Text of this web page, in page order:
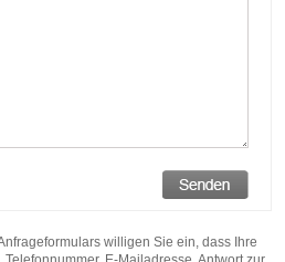
willigen Sie ein, dass Ihre